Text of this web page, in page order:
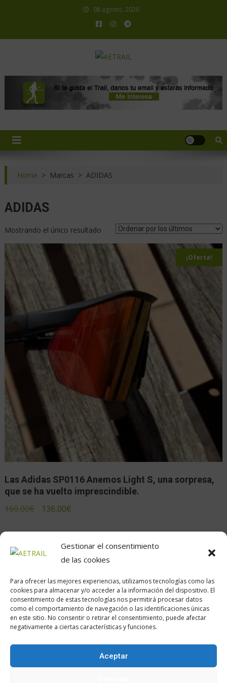
Gestionar el consentimiento
de las cookies
Para ofrecer las mejores experiencias, utilizamos tecnologías como las
cookies para almacenar y/o acceder a la información del dispositivo. El
consentimiento de estas tecnologías nos permitirá procesar datos
como el comportamiento de navegación o las identificaciones únicas
en este sitio. No consentir o retirar el consentimiento, puede afectar
negativamente a ciertas características y funciones.
Aceptar
08 agosto, 2026
Home > Marcas > ADIDAS
ADIDAS
Mostrando el único resultado
¡Oferta!
Las Adidas SP0116 Anemos Light S, una sorpresa,
que se ha vuelto imprescindible.
160,00€ 136,00€
Calle Daoiz, 12, Madrid